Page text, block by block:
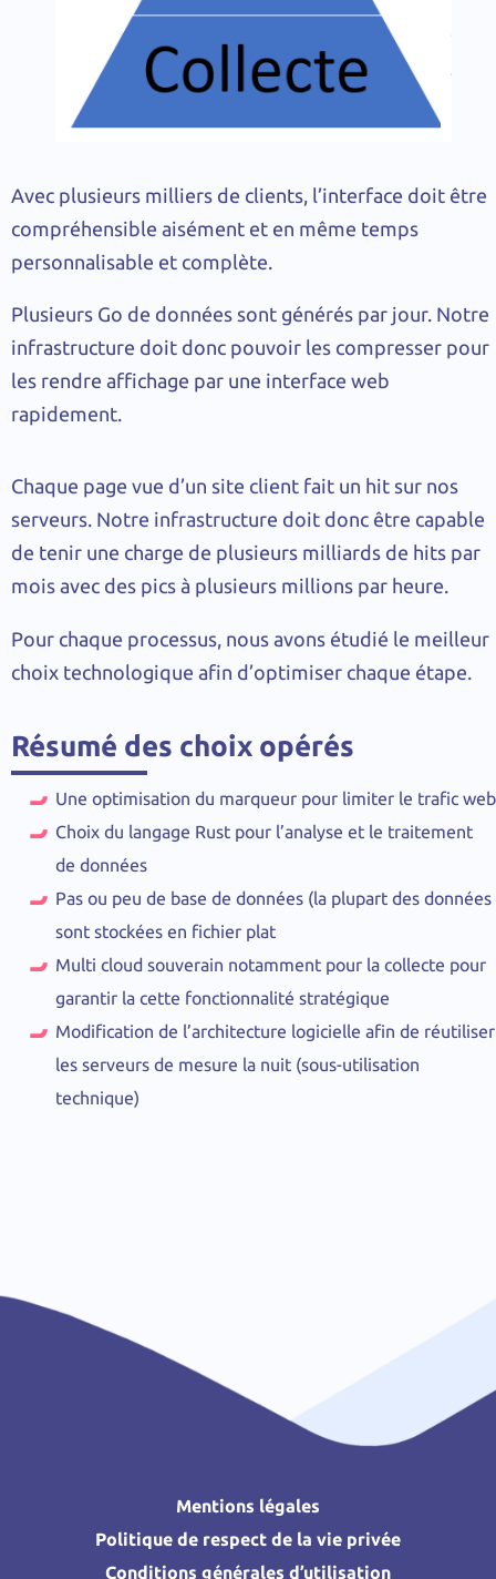
Avec plusieurs milliers de clients, l’interface doit être
compréhensible aisément et en même temps
personnalisable et complète.
Plusieurs Go de données sont générés par jour. Notre
infrastructure doit donc pouvoir les compresser pour
les rendre affichage par une interface web
rapidement.
Chaque page vue d’un site client fait un hit sur nos
serveurs. Notre infrastructure doit donc être capable
de tenir une charge de plusieurs milliards de hits par
mois avec des pics à plusieurs millions par heure.
Pour chaque processus, nous avons étudié le meilleur
choix technologique afin d’optimiser chaque étape.
Résumé des choix opérés
Une optimisation du marqueur pour limiter le trafic web
Choix du langage Rust pour l’analyse et le traitement
de données
Pas ou peu de base de données (la plupart des données
sont stockées en fichier plat
Multi cloud souverain notamment pour la collecte pour
garantir la cette fonctionnalité stratégique
Modification de l’architecture logicielle afin de réutiliser
les serveurs de mesure la nuit (sous-utilisation
technique)
Mentions légales
Politique de respect de la vie privée
Conditions générales d’utilisation